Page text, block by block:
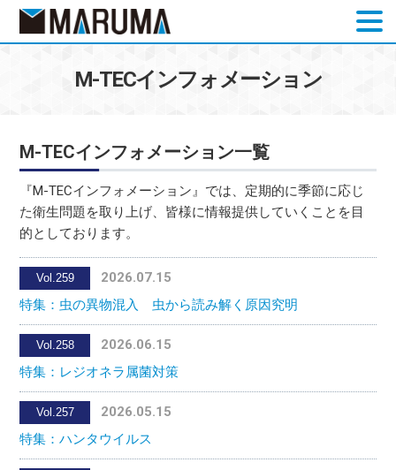
M-TECインフォメーション
M-TECインフォメーション一覧
『M-TECインフォメーション』では、定期的に季節に応じ
た衛生問題を取り上げ、皆様に情報提供していくことを目
的としております。
Vol.259
2026.07.15
特集：虫の異物混入 虫から読み解く原因究明
Vol.258
2026.06.15
特集：レジオネラ属菌対策
Vol.257
2026.05.15
特集：ハンタウイルス